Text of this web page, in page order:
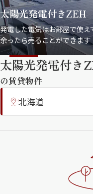
北海道 東北
中部
関西
九州
市区郡・路線・駅か
通勤・通学時間か
太陽光発電付きZEH
発電した電気はお部屋で使え
余ったら売ることができます
太陽光発電付き
の賃貸物件
北海道
シャーメゾン
住まいの価値が、
指したのは、本当
街並みに溶け込む